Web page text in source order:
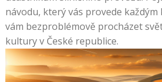
návodu, který vás provede
vám bezproblémově procházet
kultury v České republice.